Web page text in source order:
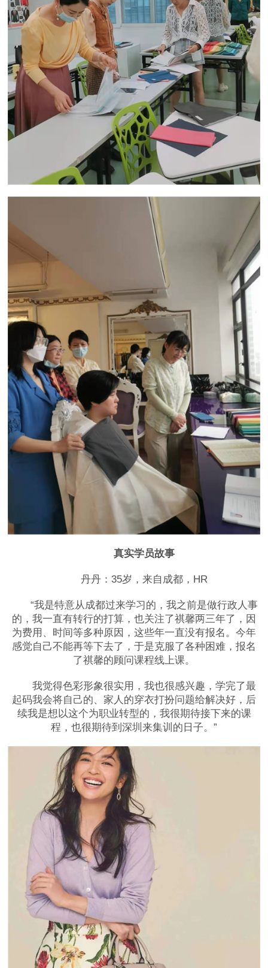
真实学员故事
丹丹：35岁，来自成都，HR
“我是特意从成都过来学习的，我之前是做行政人事
的，我一直有转行的打算，也关注了祺馨两三年了，因
为费用、时间等多种原因，这些年一直没有报名。今年
感觉自己不能再等下去了，于是克服了各种困难，报名
了祺馨的顾问课程线上课。
我觉得色彩形象很实用，我也很感兴趣，学完了最
起码我会将自己的、家人的穿衣打扮问题给解决好，后
续我是想以这个为职业转型的，我很期待接下来的课
程，也很期待到深圳来集训的日子。”